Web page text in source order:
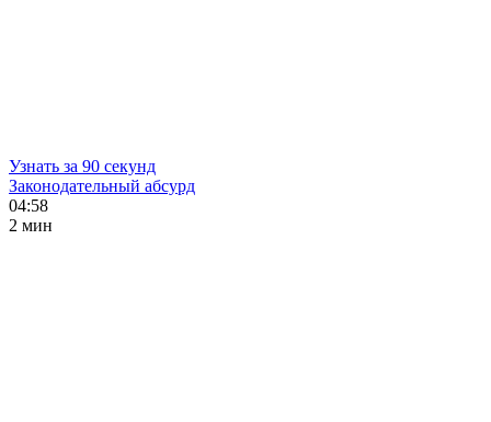
Узнать за 90 секунд
Законодательный абсурд
04:58
2 мин